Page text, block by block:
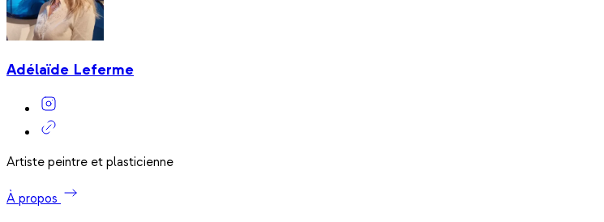
Adélaïde Leferme
Artiste peintre et plasticienne
À propos